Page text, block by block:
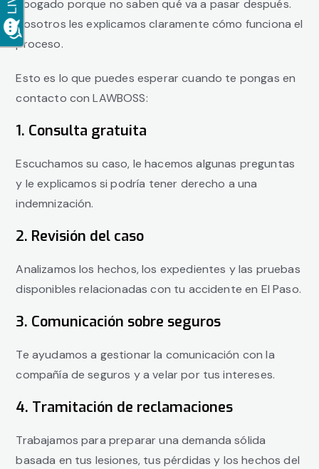
abogado porque no saben qué va a pasar después.
Nosotros les explicamos claramente cómo funciona el
proceso.
Esto es lo que puedes esperar cuando te pongas en
contacto con LAWBOSS:
1. Consulta gratuita
Escuchamos su caso, le hacemos algunas preguntas
y le explicamos si podría tener derecho a una
indemnización.
2. Revisión del caso
Analizamos los hechos, los expedientes y las pruebas
disponibles relacionadas con tu accidente en El Paso.
3. Comunicación sobre seguros
Te ayudamos a gestionar la comunicación con la
compañía de seguros y a velar por tus intereses.
4. Tramitación de reclamaciones
Trabajamos para preparar una demanda sólida
basada en tus lesiones, tus pérdidas y los hechos del